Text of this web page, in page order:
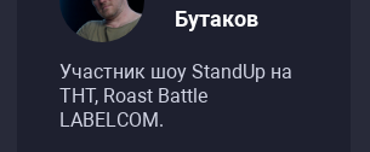
Бутаков
Участник шоу StandUp на
ТНТ, Roast Battle
LABELCOM.